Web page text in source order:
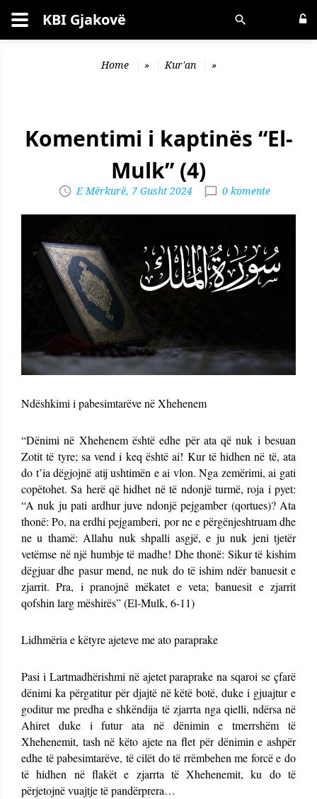
Kërko KBI Gjakovë
Home » Kur'an »
Komentimi i kaptinës “El-
Mulk” (4)
E Mërkurë, 7 Gusht 2024 0 komente
Ndëshkimi i pabesimtarëve në Xhehenem
“Dënimi në Xhehenem është edhe për ata që nuk i besuan
Zotit të tyre; sa vend i keq është ai! Kur të hidhen në të, ata
do t’ia dëgjojnë atij ushtimën e ai vlon. Nga zemërimi, ai gati
copëtohet. Sa herë që hidhet në të ndonjë turmë, roja i pyet:
“A nuk ju pati ardhur juve ndonjë pejgamber (qortues)? Ata
thonë: Po, na erdhi pejgamberi, por ne e përgënjeshtruam dhe
ne u thamë: Allahu nuk shpalli asgjë, e ju nuk jeni tjetër
vetëmse në një humbje të madhe! Dhe thonë: Sikur të kishim
dëgjuar dhe pasur mend, ne nuk do të ishim ndër banuesit e
zjarrit. Pra, i pranojnë mëkatet e veta; banuesit e zjarrit
qofshin larg mëshirës” (El-Mulk, 6-11)
Lidhmëria e këtyre ajeteve me ato paraprake
Pasi i Lartmadhërishmi në ajetet paraprake na sqaroi se çfarë
dënimi ka përgatitur për djajtë në këtë botë, duke i gjuajtur e
goditur me predha e shkëndija të zjarrta nga qielli, ndërsa në
Ahiret duke i futur ata në dënimin e tmerrshëm të
Xhehenemit, tash në këto ajete na flet për dënimin e ashpër
edhe të pabesimtarëve, të cilët do të rrëmbehen me forcë e do
të hidhen në flakët e zjarrta të Xhehenemit, ku do të
përjetojnë vuajtje të pandërprera…